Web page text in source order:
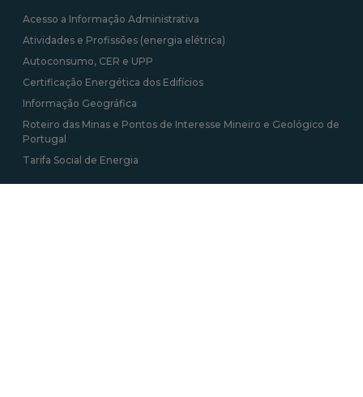
Acesso a Informação Administrativa
Atividades e Profissões (energia elétrica)
Autoconsumo, CER e UPP
Certificação Energética dos Edifícios
Informação Geográfica
Roteiro das Minas e Pontos de Interesse Mineiro e Geológico de
Portugal
Tarifa Social de Energia